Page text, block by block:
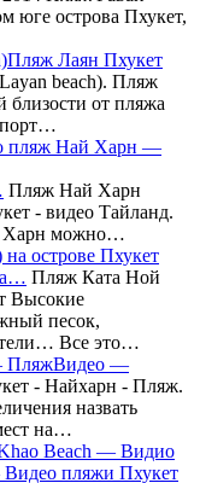
юге острова Пхукет,
Пляж Лаян Пхукет
beach). Пляж
близости от пляжа
Пляж Най Харн
- видео Тайланд.
Харн можно…
Пляж Ката Ной
Высокие
песок,
Все это…
Видео —
- Найхарн - Пляж.
назвать
на…